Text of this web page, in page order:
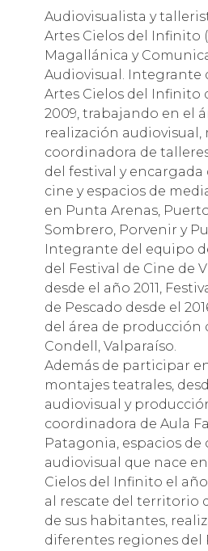
Audiovisualista y
Artes Cielos del Infinito
Magallánica y
Audiovisual. Integrante
Artes Cielos del Infinito
2009, trabajando en el
realización audiovisual,
coordinadora de
del festival y encargada
cine y espacios de
en Punta Arenas,
Sombrero, Porvenir y
Integrante del equipo
del Festival de Cine de
desde el año 2011,
de Pescado desde el
del área de producción
Condell, Valparaíso.
Además de participar
montajes teatrales,
audiovisual y
coordinadora de Aula
Patagonia, espacios de
audiovisual que nace en
Cielos del Infinito el
al rescate del territorio
de sus habitantes,
diferentes regiones del